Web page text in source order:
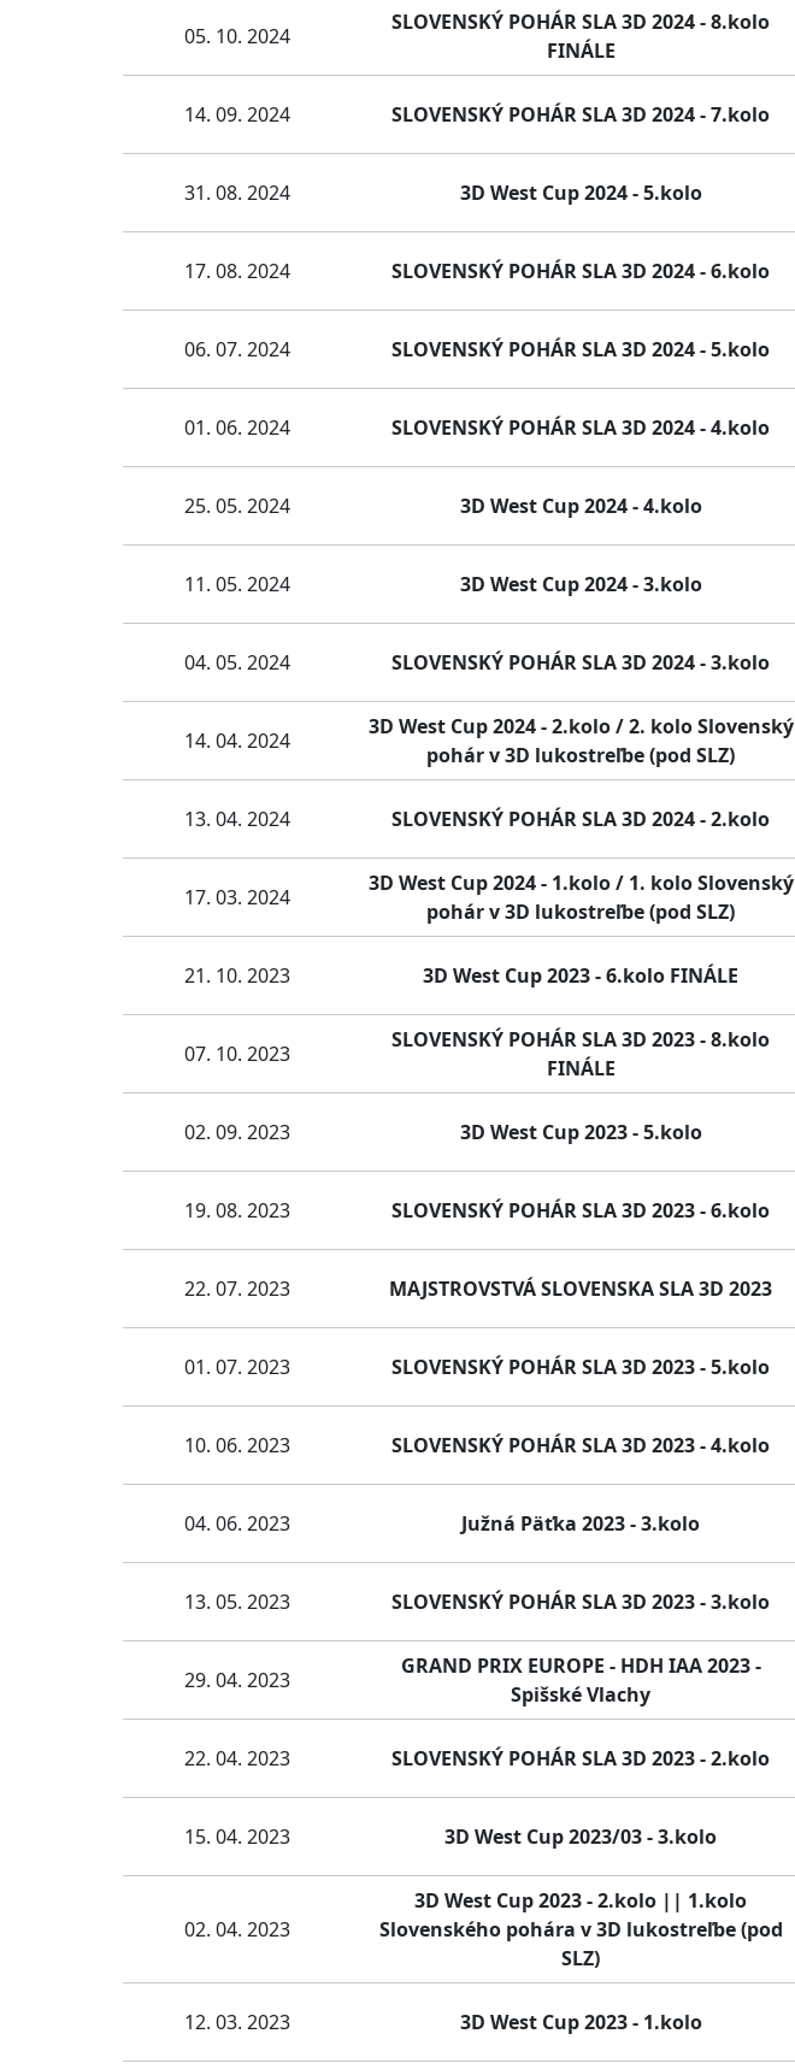
05. 10. 2024
SLOVENSKÝ POHÁR SLA 3D 2024 - 8.kolo
FINÁLE
14. 09. 2024 SLOVENSKÝ POHÁR SLA 3D 2024 - 7.kolo
31. 08. 2024 3D West Cup 2024 - 5.kolo
17. 08. 2024 SLOVENSKÝ POHÁR SLA 3D 2024 - 6.kolo
06. 07. 2024 SLOVENSKÝ POHÁR SLA 3D 2024 - 5.kolo
01. 06. 2024 SLOVENSKÝ POHÁR SLA 3D 2024 - 4.kolo
25. 05. 2024 3D West Cup 2024 - 4.kolo
11. 05. 2024 3D West Cup 2024 - 3.kolo
04. 05. 2024 SLOVENSKÝ POHÁR SLA 3D 2024 - 3.kolo
14. 04. 2024
3D West Cup 2024 - 2.kolo / 2. kolo Slovenský
pohár v 3D lukostreľbe (pod SLZ)
13. 04. 2024 SLOVENSKÝ POHÁR SLA 3D 2024 - 2.kolo
17. 03. 2024
3D West Cup 2024 - 1.kolo / 1. kolo Slovenský
pohár v 3D lukostreľbe (pod SLZ)
21. 10. 2023 3D West Cup 2023 - 6.kolo FINÁLE
07. 10. 2023
SLOVENSKÝ POHÁR SLA 3D 2023 - 8.kolo
FINÁLE
02. 09. 2023 3D West Cup 2023 - 5.kolo
19. 08. 2023 SLOVENSKÝ POHÁR SLA 3D 2023 - 6.kolo
22. 07. 2023 MAJSTROVSTVÁ SLOVENSKA SLA 3D 2023
01. 07. 2023 SLOVENSKÝ POHÁR SLA 3D 2023 - 5.kolo
10. 06. 2023 SLOVENSKÝ POHÁR SLA 3D 2023 - 4.kolo
04. 06. 2023 Južná Päťka 2023 - 3.kolo
13. 05. 2023 SLOVENSKÝ POHÁR SLA 3D 2023 - 3.kolo
29. 04. 2023
GRAND PRIX EUROPE - HDH IAA 2023 -
Spišské Vlachy
22. 04. 2023 SLOVENSKÝ POHÁR SLA 3D 2023 - 2.kolo
15. 04. 2023 3D West Cup 2023/03 - 3.kolo
02. 04. 2023
3D West Cup 2023 - 2.kolo || 1.kolo
Slovenského pohára v 3D lukostreľbe (pod
SLZ)
12. 03. 2023 3D West Cup 2023 - 1.kolo